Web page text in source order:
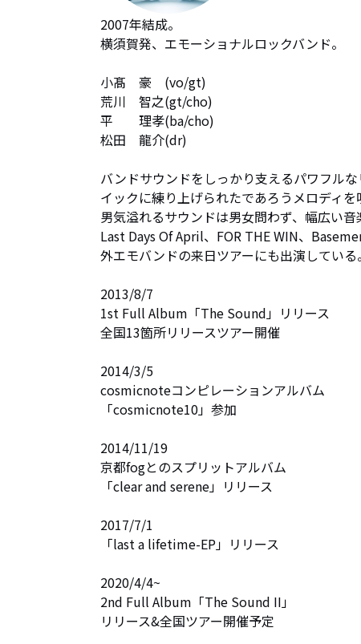
2007年結成。
横須賀発、エモーショナルロックバンド。
小髙　豪　(vo/gt)
荒川　智之(gt/cho)
平　　理孝(ba/cho)
松田　龍介(dr)
バンドサウンドをしっかり支えるパワフル
イックに練り上げられたであろうメロディ
男気溢れるサウンドは男女問わず、幅広い音
Last Days Of April、FOR THE WIN、
外エモバンドの来日ツアーにも出演している。
2013/8/7
1st Full Album「The Sound」リリース
全国13箇所リリースツアー開催
2014/3/5
cosmicnoteコンピレーションアルバム
「cosmicnote10」参加
2014/11/19
京都fogとのスプリットアルバム
「clear and serene」リリース
2017/7/1
「last a lifetime-EP」リリース
2020/4/4~
2nd Full Album「The Sound II」
リリース&全国ツアー開催予定